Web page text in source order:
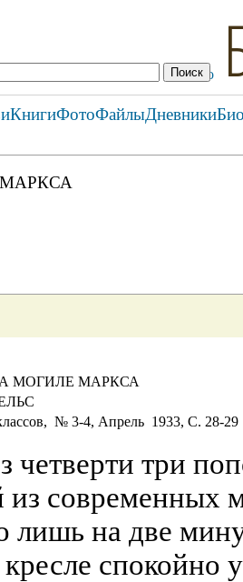
КнигиФотоФайлыДневники
МОГИЛЕ МАРКСА
№ 3-4, Апрель 1933, C. 28-29
четверти три
современных
лишь на две